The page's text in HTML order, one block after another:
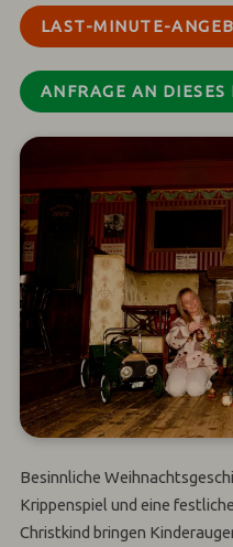
LAST-MINUTE-
ANFRAGE AN DIESES
Besinnliche
Krippenspiel und eine
Christkind bringen